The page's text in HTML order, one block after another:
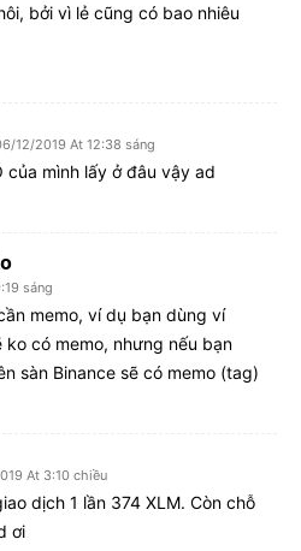
bởi vì lẻ cũng có bao nhiêu
12/2019 At 12:38 sáng
của mình lấy ở đâu vậy ad
sáng
memo, ví dụ bạn dùng ví
ko có memo, nhưng nếu bạn
sàn Binance sẽ có memo (tag)
At 3:10 chiều
dịch 1 lần 374 XLM. Còn chỗ
ơi